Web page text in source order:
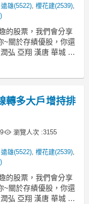
遠雄(5522),櫻花建(2539),
的股票，我們會分享
~關於存績優股，你還
弘 亞翔 漢唐 華城 中
櫻花 敦陽科 零壹
達麗 宏普 鉅陞 皇翔
轉多大戶增持排
瀏覽人次 :3155
遠雄(5522),櫻花建(2539),
的股票，我們會分享
~關於存績優股，你還
弘 亞翔 漢唐 華城 中